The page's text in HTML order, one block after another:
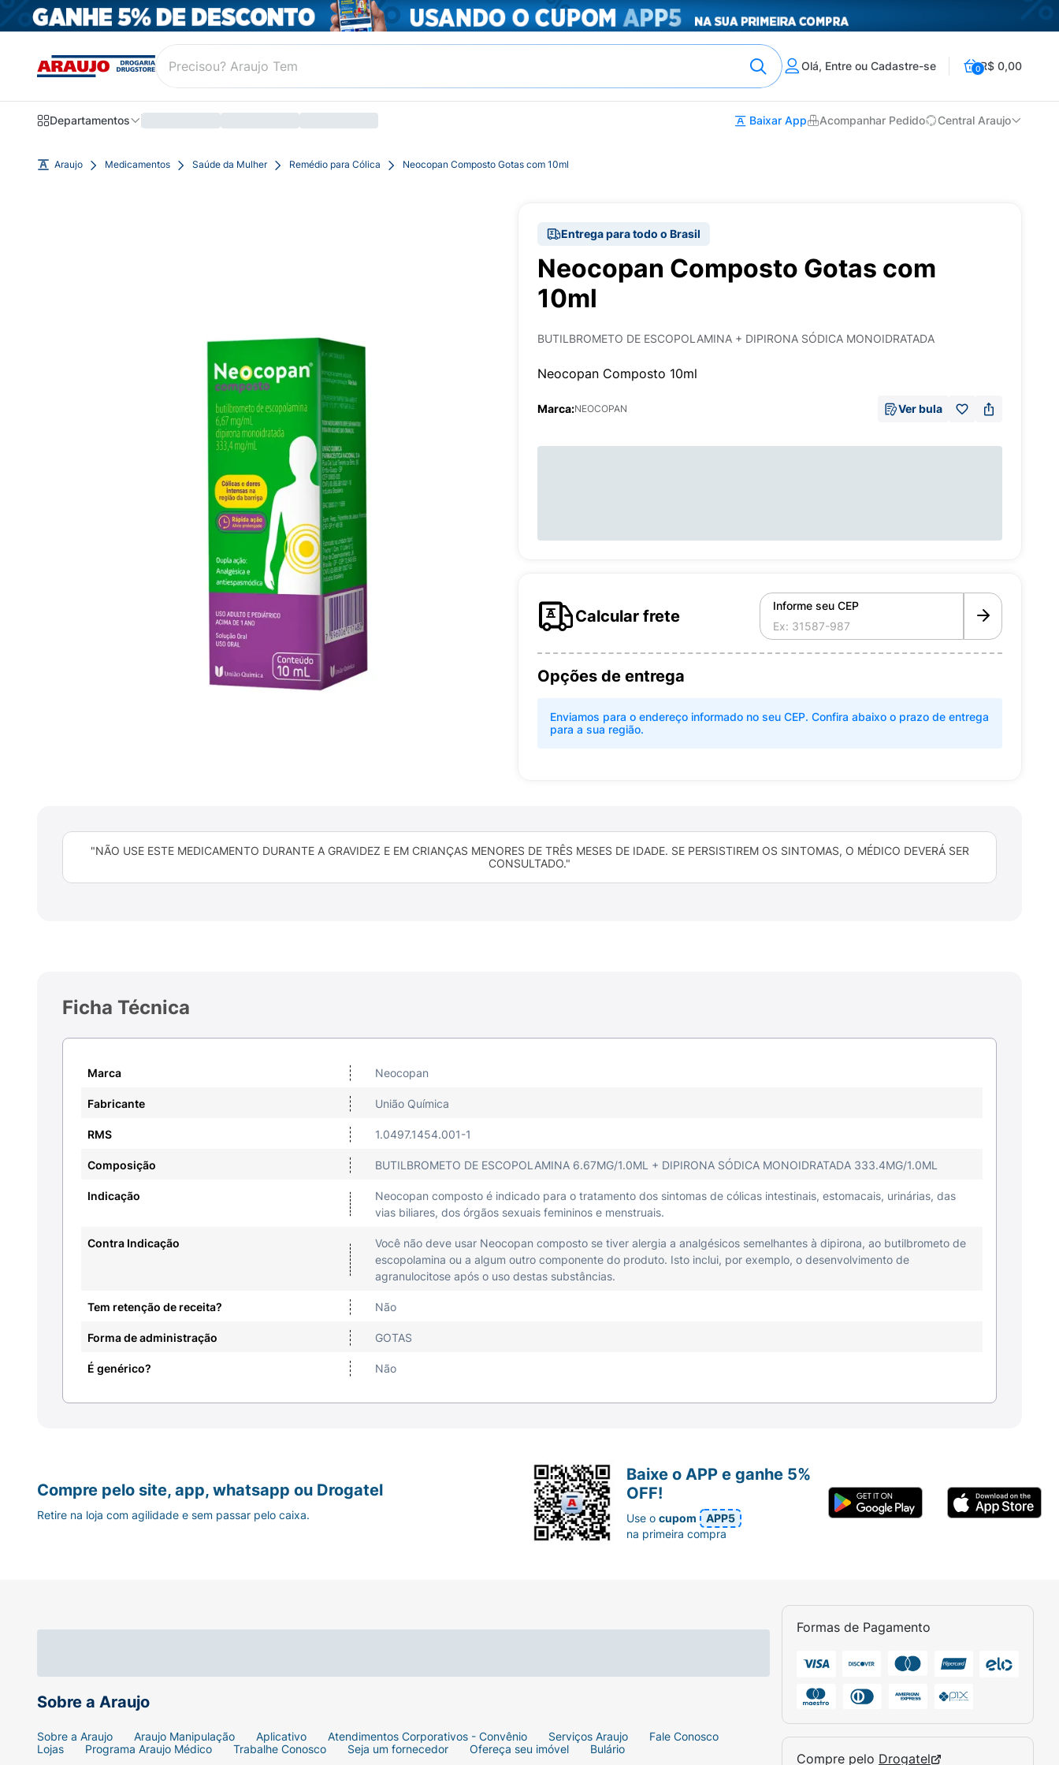
Olá, Entre ou Cadastre-se 0R$ 0,00
Departamentos Baixar App Acompanhar Pedido Central Araujo
Araujo Medicamentos Saúde da Mulher Remédio para Cólica Neocopan Composto Gotas com 10ml
Entrega para todo o Brasil
Neocopan Composto Gotas com
10ml
BUTILBROMETO DE ESCOPOLAMINA + DIPIRONA SÓDICA MONOIDRATADA
Neocopan Composto 10ml
Marca:NEOCOPAN Ver bula
Calcular frete
Informe seu CEP
Opções de entrega
Enviamos para o endereço informado no seu CEP. Confira abaixo o prazo de entrega
para a sua região.
"NÃO USE ESTE MEDICAMENTO DURANTE A GRAVIDEZ E EM CRIANÇAS MENORES DE TRÊS MESES DE IDADE. SE PERSISTIREM OS SINTOMAS, O MÉDICO DEVERÁ SER
CONSULTADO."
Ficha Técnica
Marca Neocopan
Fabricante União Química
RMS 1.0497.1454.001-1
Composição BUTILBROMETO DE ESCOPOLAMINA 6.67MG/1.0ML + DIPIRONA SÓDICA MONOIDRATADA 333.4MG/1.0ML
Indicação
Neocopan composto é indicado para o tratamento dos sintomas de cólicas intestinais, estomacais, urinárias, das
vias biliares, dos órgãos sexuais femininos e menstruais.
Contra Indicação
Você não deve usar Neocopan composto se tiver alergia a analgésicos semelhantes à dipirona, ao butilbrometo de
escopolamina ou a algum outro componente do produto. Isto inclui, por exemplo, o desenvolvimento de
agranulocitose após o uso destas substâncias.
Tem retenção de receita? Não
Forma de administração GOTAS
É genérico? Não
Sobre a Araujo
Sobre a Araujo Araujo Manipulação Aplicativo Atendimentos Corporativos - Convênio Serviços Araujo
Fale Conosco
Lojas
Programa Araujo Médico Trabalhe Conosco Seja um fornecedor Ofereça seu imóvel Bulário
Formas de Pagamento
Compre pelo Drogatel
Compre pelo site, app, whatsapp ou Drogatel
Retire na loja com agilidade e sem passar pelo caixa.
Baixe o APP e ganhe 5%
OFF!
Use ocupom
APP5
na primeira compra